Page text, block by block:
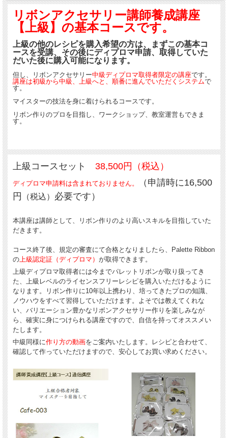
リボンアクセサリー講師養成講座
【上級】の基本コースです。
上級の他のレシピを購入希望の方は、まずこの基本コ
ースを受講、その後にディプロマ申請、取得していた
だいた後に購入可能になります。
但し、リボンアクセサリー中級ディプロマ取得者限定の講座です。
講座は初級から中級、上級へと、順番に進んでいただくシステムで
す。
マイスターの技法を身に着けられるコースです。
リボン作りのプロを目指し、ワークショップ、教室運営もできま
す。
上級コースセット 38,500円（税込）
ディプロマ申請料は含まれておりません。
（申請時に16,500
円
（税込） 必要です）
本講座は講師として、リボン作りのより高いスキルを目指していた
だきます。
コース終了後、規定の審査にて合格となりましたら、Palette Ribbon
の 上級認定証（ディプロマ） が取得できます。
上級ディプロマ取得者には今までパレットリボンが取り扱ってき
た、上級レベルのライセンスフリーレシピを購入いただけるように
なります。リボン作りに10年以上携わり、培ってきたプロの知識、
ノウハウをすべて習得していただけます。よそでは教えてくれな
い、バリエーション豊かなリボンアクセサリー作りを楽しみなが
ら、確実に身につけられる講座ですので、自信を持ってオススメい
たします。
中級同様に作り方の動画をご案内いたします。レシピと合わせて、
確認して作っていただけますので、安心してお買い求めください。